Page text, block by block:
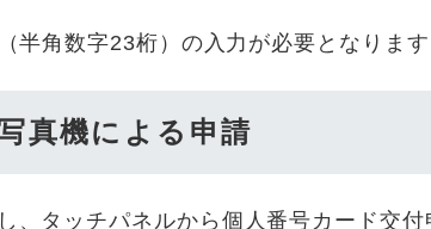
半角数字23桁）の入力が必要となります
真機による申請
、タッチパネルから個人番号カード交付